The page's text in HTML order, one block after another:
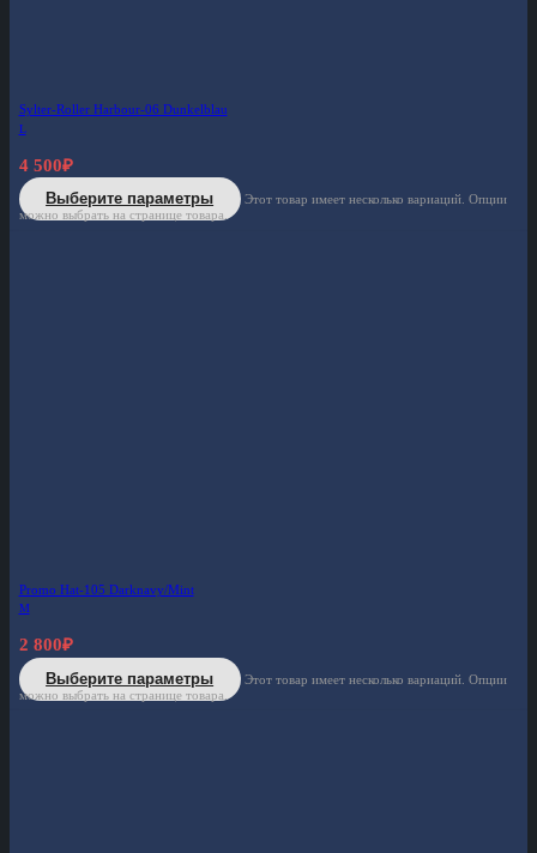
Sylter-Roller Harbour-06 Dunkelblau
L
4 500₽
Выберите параметры
Этот товар имеет несколько вариаций. Опции
можно выбрать на странице товара.
Promo Hat-105 Darknavy/Mint
M
2 800₽
Выберите параметры
Этот товар имеет несколько вариаций. Опции
можно выбрать на странице товара.